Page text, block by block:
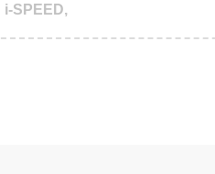
i-SPEED,